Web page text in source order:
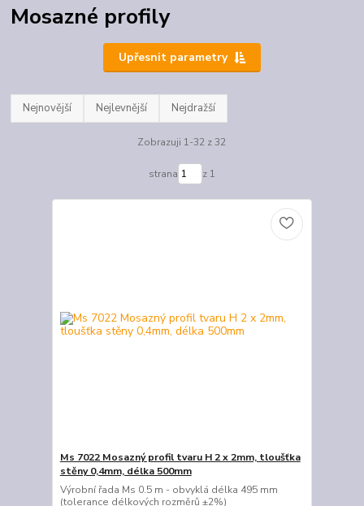
Mosazné profily
Upřesnit parametry
Nejnovější Nejlevnější Nejdražší
Zobrazuji 1-32 z 32
strana z 1
Ms 7022 Mosazný profil tvaru H 2 x 2mm, tloušťka
stěny 0,4mm, délka 500mm
Výrobní řada Ms 0.5 m - obvyklá délka 495 mm
(tolerance délkových rozměrů ±2%)